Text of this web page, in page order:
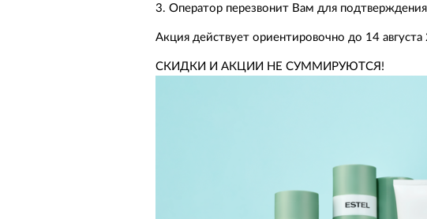
3. Оператор перезвонит Вам для
Акция действует ориентировочно до 14
СКИДКИ И АКЦИИ НЕ СУММИРУЮТСЯ!